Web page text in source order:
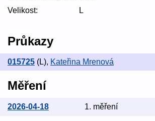
Velikost:
L
Průkazy
015725 (L), Kateřina Mrenová
Měření
2026-04-18 1. měření